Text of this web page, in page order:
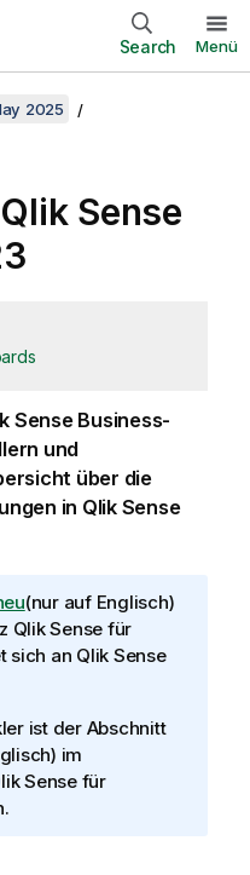
Search Menü
2025
Qlik Sense
SenseBusiness-
und
über die
in Qlik Sense
(nur auf Englisch)
Qlik Sense für
sich an Qlik Sense
ist der Abschnitt
im
Sensefür